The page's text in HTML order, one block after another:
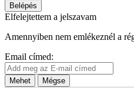
Belépés
Elfelejtettem a jelszavam
Amennyiben nem emlékeznél a
Email címed:
Mehet Mégse